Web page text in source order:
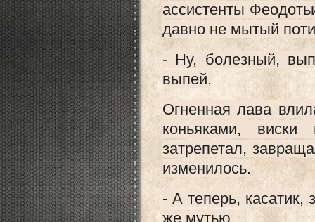
ассистенты
давно не мытый
- Ну, болезный,
выпей.
Огненная лава
коньяками,
затрепетал,
изменилось.
- А теперь, касатик,
же мутью.